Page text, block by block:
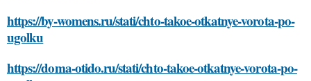
https://by-womens.ru/stati/chto-takoe-otkatnye-vorota-po-
ugolku
https://doma-otido.ru/stati/chto-takoe-otkatnye-vorota-po-